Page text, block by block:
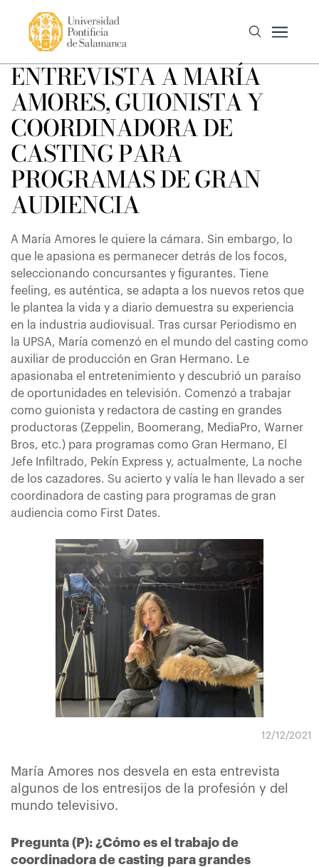
ENTREVISTA A MARÍA
AMORES, GUIONISTA Y
COORDINADORA DE
CASTING PARA
PROGRAMAS DE GRAN
AUDIENCIA
A María Amores le quiere la cámara. Sin embargo, lo
que le apasiona es permanecer detrás de los focos,
seleccionando concursantes y figurantes. Tiene
feeling, es auténtica, se adapta a los nuevos retos que
le plantea la vida y a diario demuestra su experiencia
en la industria audiovisual. Tras cursar Periodismo en
la UPSA, María comenzó en el mundo del casting como
auxiliar de producción en Gran Hermano. Le
apasionaba el entretenimiento y descubrió un paraíso
de oportunidades en televisión. Comenzó a trabajar
como guionista y redactora de casting en grandes
productoras (Zeppelin, Boomerang, MediaPro, Warner
Bros, etc.) para programas como Gran Hermano, El
Jefe Infiltrado, Pekín Express y, actualmente, La noche
de los cazadores. Su acierto y valía le han llevado a ser
coordinadora de casting para programas de gran
audiencia como First Dates.
12/12/2021
María Amores nos desvela en esta entrevista
algunos de los entresijos de la profesión y del
mundo televisivo.
Pregunta (P): ¿Cómo es el trabajo de
coordinadora de casting para grandes